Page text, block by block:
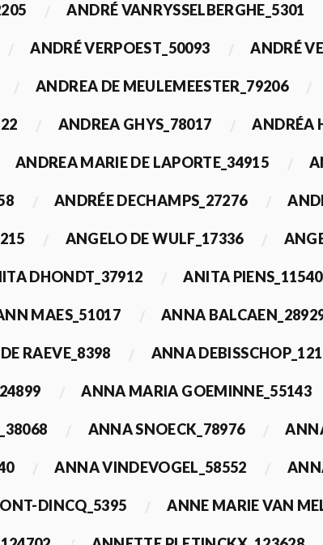
ANDRÉ VANRYSSELBERGHE_5301
ANDRÉ VERPOEST_50093 ANDRÉ
ANDREA DE MEULEMEESTER_79206
ANDREA GHYS_78017 ANDRÉA
ANDREA MARIE DE LAPORTE_34915
ANDRÉE DECHAMPS_27276
ANGELO DE WULF_17336
DHONDT_37912 ANITA
MAES_51017 ANNA
RAEVE_8398 ANNA
ANNA MARIA GOEMINNE_55143
ANNA SNOECK_78976
ANNA VINDEVOGEL_58552
DINCQ_5395 ANNE MARIE VAN